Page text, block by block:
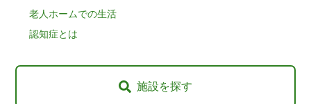
施設を探す
老人ホームでの生活
認知症とは